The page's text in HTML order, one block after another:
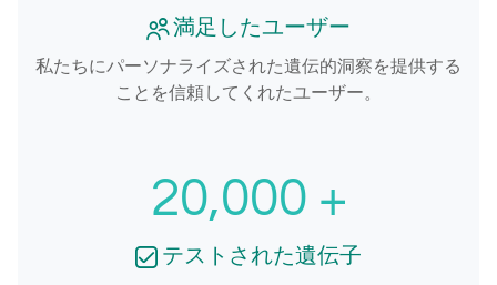
満足したユーザー
私たちにパーソナライズされた遺伝的洞察を提供する
ことを信頼してくれたユーザー。
20,000 +
テストされた遺伝子